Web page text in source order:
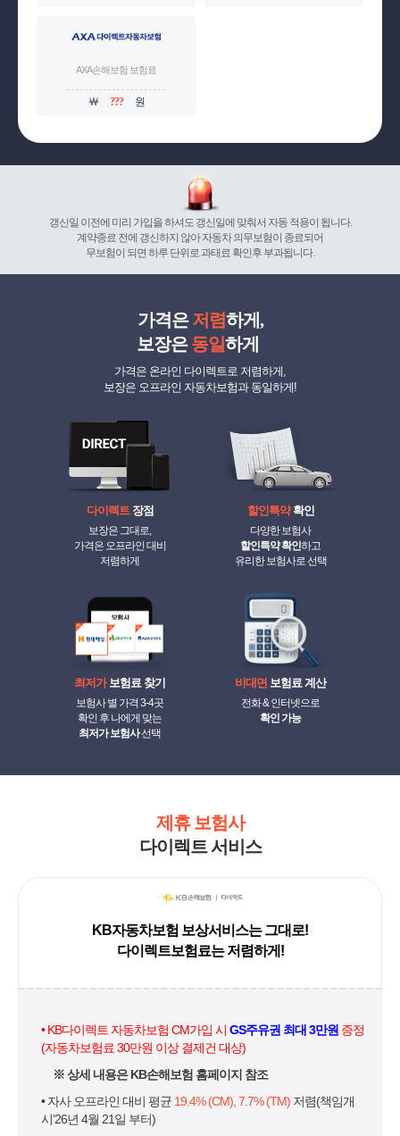
AXA손해보험 보험료
￦ ??? 원
갱신일 이전에 미리 가입을 하셔도 갱신일에 맞춰서 자동 적용이 됩니다.
계약종료 전에 갱신하지 않아 자동차 의무보험이 종료되어
무보험이 되면 하루 단위로 과태료 확인후 부과됩니다.
가격은저렴하게,
보장은동일하게
가격은 온라인 다이렉트로 저렴하게,
보장은 오프라인 자동차보험과 동일하게!
다이렉트장점
보장은 그대로,
가격은 오프라인 대비
저렴하게
할인특약확인
다양한 보험사
할인특약 확인하고
유리한 보험사로 선택
최저가보험료 찾기
보험사 별 가격 3-4곳
확인 후 나에게 맞는
최저가 보험사선택
비대면 보험료 계산
전화 & 인터넷으로
확인 가능
제휴 보험사
다이렉트 서비스
KB자동차보험 보상서비스는 그대로!
다이렉트보험료는 저렴하게!
• KB다이렉트 자동차보험 CM가입 시 GS주유권 최대 3만원 증정
(자동차보험료 30만원 이상 결제건 대상)
※ 상세 내용은 KB손해보험 홈페이지 참조
• 자사 오프라인 대비 평균 19.4% (CM), 7.7% (TM) 저렴(책임개
시’26년 4월 21일 부터)